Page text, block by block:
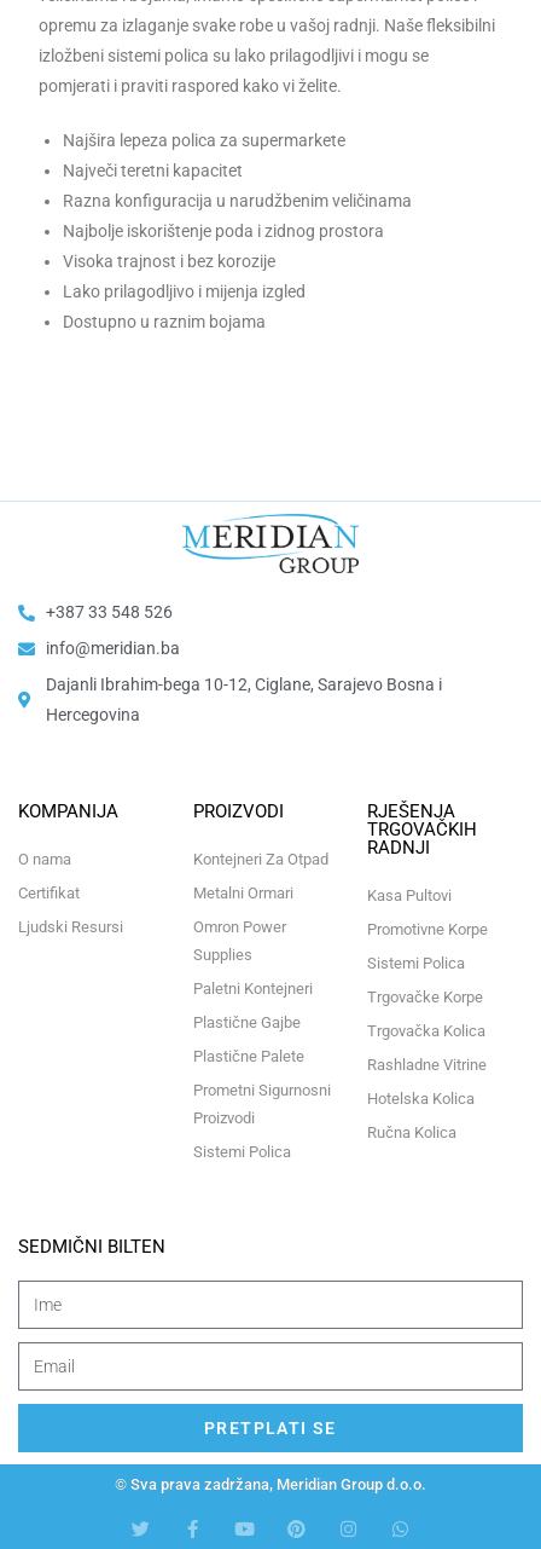
opremu za izlaganje svake robe u vašoj radnji. Naše fleksibilni
izložbeni sistemi polica su lako prilagodljivi i mogu se
pomjerati i praviti raspored kako vi želite.
Najšira lepeza polica za supermarkete
Največi teretni kapacitet
Razna konfiguracija u narudžbenim veličinama
Najbolje iskorištenje poda i zidnog prostora
Visoka trajnost i bez korozije
Lako prilagodljivo i mijenja izgled
Dostupno u raznim bojama
+387 33 548 526
info@meridian.ba
Dajanli Ibrahim-bega 10-12, Ciglane, Sarajevo Bosna i
Hercegovina​
KOMPANIJA
O nama
Certifikat
Ljudski Resursi
PROIZVODI
Kontejneri Za Otpad
Metalni Ormari
Omron Power
Supplies
Paletni Kontejneri
Plastične Gajbe
Plastične Palete
Prometni Sigurnosni
Proizvodi
Sistemi Polica
RJEŠENJA
TRGOVAČKIH
RADNJI
Kasa Pultovi
Promotivne Korpe
Sistemi Polica
Trgovačke Korpe
Trgovačka Kolica
Rashladne Vitrine
Hotelska Kolica
Ručna Kolica
SEDMIČNI BILTEN
PRETPLATI SE
© Sva prava zadržana, Meridian Group d.o.o.